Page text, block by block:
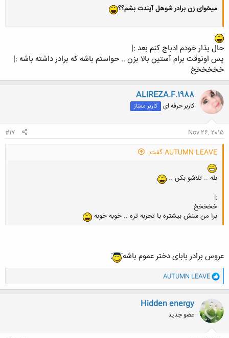
میخوای زن برادر شوهل آیندت بشم؟؟
حال بذار خودم ادباج کنم بعد :|
پس اونوقت برام آستین بالا بزن .. حواستم باشه که برادر داشته باشه :|
خخخخخخ
ALIREZA.F.1988
کاربر حرفه ای کاربر ممتاز
Nov 26, 2015
#17
AUTUMN LEAVE گفت:
بله .. تلاشو بکن ..
:|
خخخخخ
برا من سنش بیشتره با تجربه تره .. خوبه خوبه
عروس برادر بابای دختر عموم باشه
و
ا
ک
ن
ش
ه
ا
AUTUMN LEAVE
Hidden energy
عضو جدید